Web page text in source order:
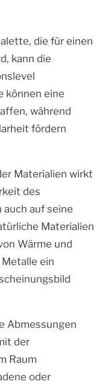
die für einen
kann die
können eine
während
fördern
Materialien wirkt
des
auch auf seine
Materialien
Wärme und
ein
Abmessungen
der
Raum
oder